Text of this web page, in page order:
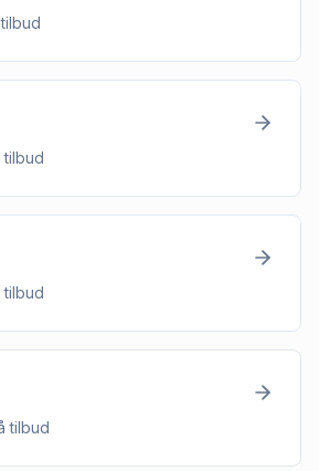
tilbud
tilbud
tilbud